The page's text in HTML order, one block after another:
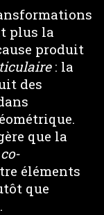
plus la
produit
: la
des
que la
co-
éléments
que